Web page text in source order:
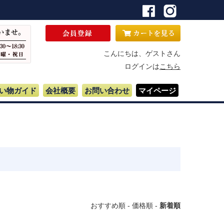
こんにちは、ゲストさん
ログインはこちら
物ガイド 会社概要 お問い合わせ マイページ
おすすめ順 - 価格順 - 新着順